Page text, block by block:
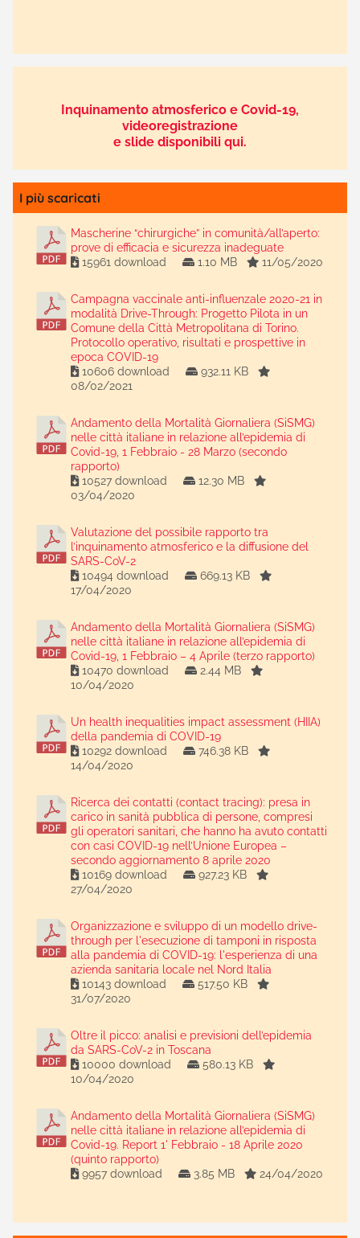
Inquinamento atmosferico e Covid-19,
videoregistrazione
e slide disponibili qui.
I più scaricati
Mascherine “chirurgiche” in comunità/all’aperto:
prove di efficacia e sicurezza inadeguate
15961 download
1.10 MB 11/05/2020
Campagna vaccinale anti-influenzale 2020-21 in
modalità Drive-Through: Progetto Pilota in un
Comune della Città Metropolitana di Torino.
Protocollo operativo, risultati e prospettive in
epoca COVID-19
10606 download
932.11 KB
08/02/2021
Andamento della Mortalità Giornaliera (SiSMG)
nelle città italiane in relazione all’epidemia di
Covid-19, 1 Febbraio - 28 Marzo (secondo
rapporto)
10527 download
12.30 MB
03/04/2020
Valutazione del possibile rapporto tra
l’inquinamento atmosferico e la diffusione del
SARS-CoV-2
10494 download
669.13 KB
17/04/2020
Andamento della Mortalità Giornaliera (SiSMG)
nelle città italiane in relazione all’epidemia di
Covid-19, 1 Febbraio – 4 Aprile (terzo rapporto)
10470 download
2.44 MB
10/04/2020
Un health inequalities impact assessment (HIIA)
della pandemia di COVID-19
10292 download
746.38 KB
14/04/2020
Ricerca dei contatti (contact tracing): presa in
carico in sanità pubblica di persone, compresi
gli operatori sanitari, che hanno ha avuto contatti
con casi COVID-19 nell’Unione Europea –
secondo aggiornamento 8 aprile 2020
10169 download
927.23 KB
27/04/2020
Organizzazione e sviluppo di un modello drive-
through per l'esecuzione di tamponi in risposta
alla pandemia di COVID-19: l'esperienza di una
azienda sanitaria locale nel Nord Italia
10143 download
517.50 KB
31/07/2020
Oltre il picco: analisi e previsioni dell’epidemia
da SARS-CoV-2 in Toscana
10000 download
580.13 KB
10/04/2020
Andamento della Mortalità Giornaliera (SiSMG)
nelle città italiane in relazione all’epidemia di
Covid-19. Report 1' Febbraio - 18 Aprile 2020
(quinto rapporto)
9957 download
3.85 MB 24/04/2020